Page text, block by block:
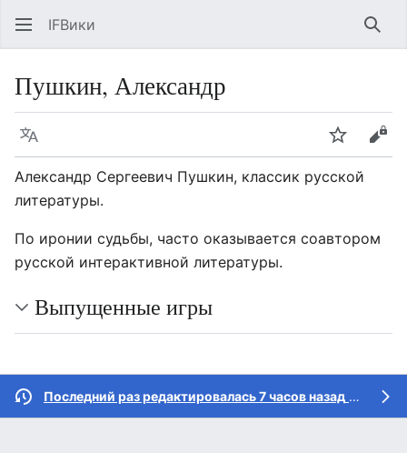
IFВики
Пушкин, Александр
Язык Следить
Александр Сергеевич Пушкин, классик русской
литературы.
По иронии судьбы, часто оказывается соавтором
русской интерактивной литературы.
Выпущенные игры
Последний раз редактировалась 7 часов назад